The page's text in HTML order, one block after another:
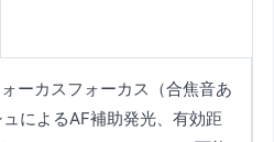
ーカスフォーカス（合焦音あ
によるAF補助発光、有効距